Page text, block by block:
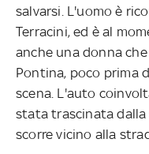
salvarsi. L'uomo è
Terracini, ed è al
anche una donna
Pontina, poco prima
scena. L'auto
stata trascinata dalla
scorre vicino alla